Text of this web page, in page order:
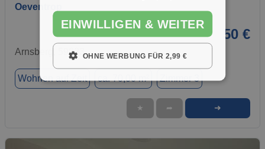
Oeventrop
50 €
Arnsberg, 59823
Wohnen auf Zeit ca. 70,00 m² Zimmer 3
★ ➦ ➜
EINWILLIGEN & WEITER
OHNE WERBUNG FÜR 2,99 €